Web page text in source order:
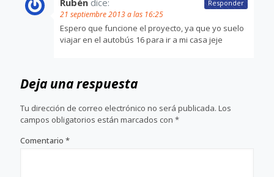
21 septiembre 2013 a las 16:25
Espero que funcione el proyecto, ya que yo suelo
viajar en el autobús 16 para ir a mi casa jeje
Responder
Deja una respuesta
Tu dirección de correo electrónico no será publicada. Los
campos obligatorios están marcados con *
Comentario *